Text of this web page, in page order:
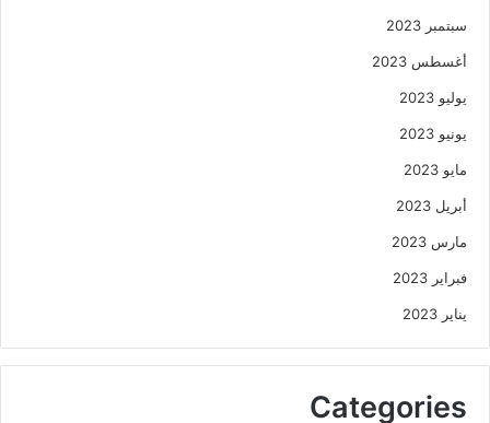
سبتمبر 2023
أغسطس 2023
يوليو 2023
يونيو 2023
مايو 2023
أبريل 2023
مارس 2023
فبراير 2023
يناير 2023
Categories